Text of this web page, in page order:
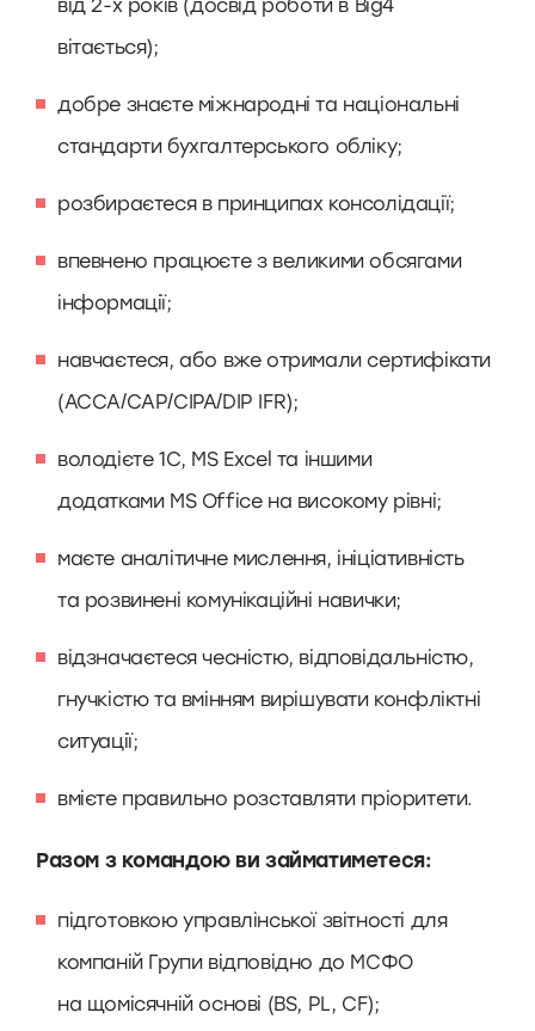
від 2-х років (досвід роботи в Big4
вітається);
добре знаєте міжнародні та національні
стандарти бухгалтерського обліку;
розбираєтеся в принципах консолідації;
впевнено працюєте з великими обсягами
інформації;
навчаєтеся, або вже отримали сертифікати
(АССА/CAP/CIPA/DIP IFR);
володієте 1С, MS Excel та іншими
додатками MS Office на високому рівні;
маєте аналітичне мислення, ініціативність
та розвинені комунікаційні навички;
відзначаєтеся чесністю, відповідальністю,
гнучкістю та вмінням вирішувати конфліктні
ситуації;
вмієте правильно розставляти пріоритети.
Разом з командою ви займатиметеся:
підготовкою управлінської звітності для
компаній Групи відповідно до МСФО
на щомісячній основі (BS, PL, CF);